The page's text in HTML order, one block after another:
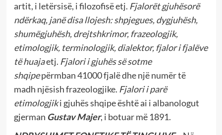
artit, i letërsisë, i filozofisë etj. Fjalorët gjuhësorë
ndërkaq, janë disa llojesh: shpjegues, dygjuhësh,
shumëgjuhësh, drejtshkrimor, frazeologjik,
etimologjik, terminologjik, dialektor, fjalor i fjalëve
të huajaetj. Fjalori i gjuhës së sotme
shqipepërmban 41000 fjalë dhe një numër të
madh njësish frazeologjike. Fjalori i parë
etimologjiki gjuhës shqipe është ai i albanologut
gjerman Gustav Majer, i botuar më 1891.